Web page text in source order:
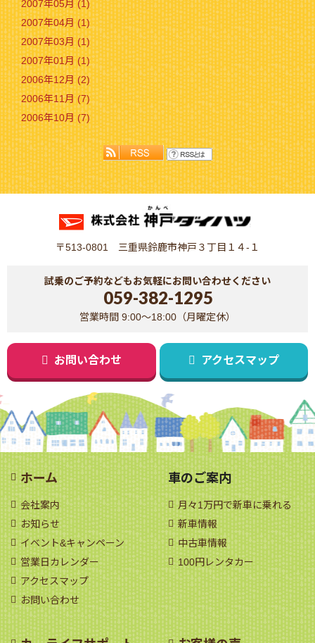
2007年05月 (1)
2007年04月 (1)
2007年03月 (1)
2007年01月 (1)
2006年12月 (2)
2006年11月 (7)
2006年10月 (7)
〒513-0801 三重県鈴鹿市神戸３丁目１４-１
試乗のご予約などもお気軽にお問い合わせください
059-382-1295
営業時間 9:00～18:00（月曜定休）
お問い合わせ アクセスマップ
ホーム
会社案内
お知らせ
イベント&キャンペーン
営業日カレンダー
アクセスマップ
お問い合わせ
車のご案内
月々1万円で新車に乗れる
新車情報
中古車情報
100円レンタカー